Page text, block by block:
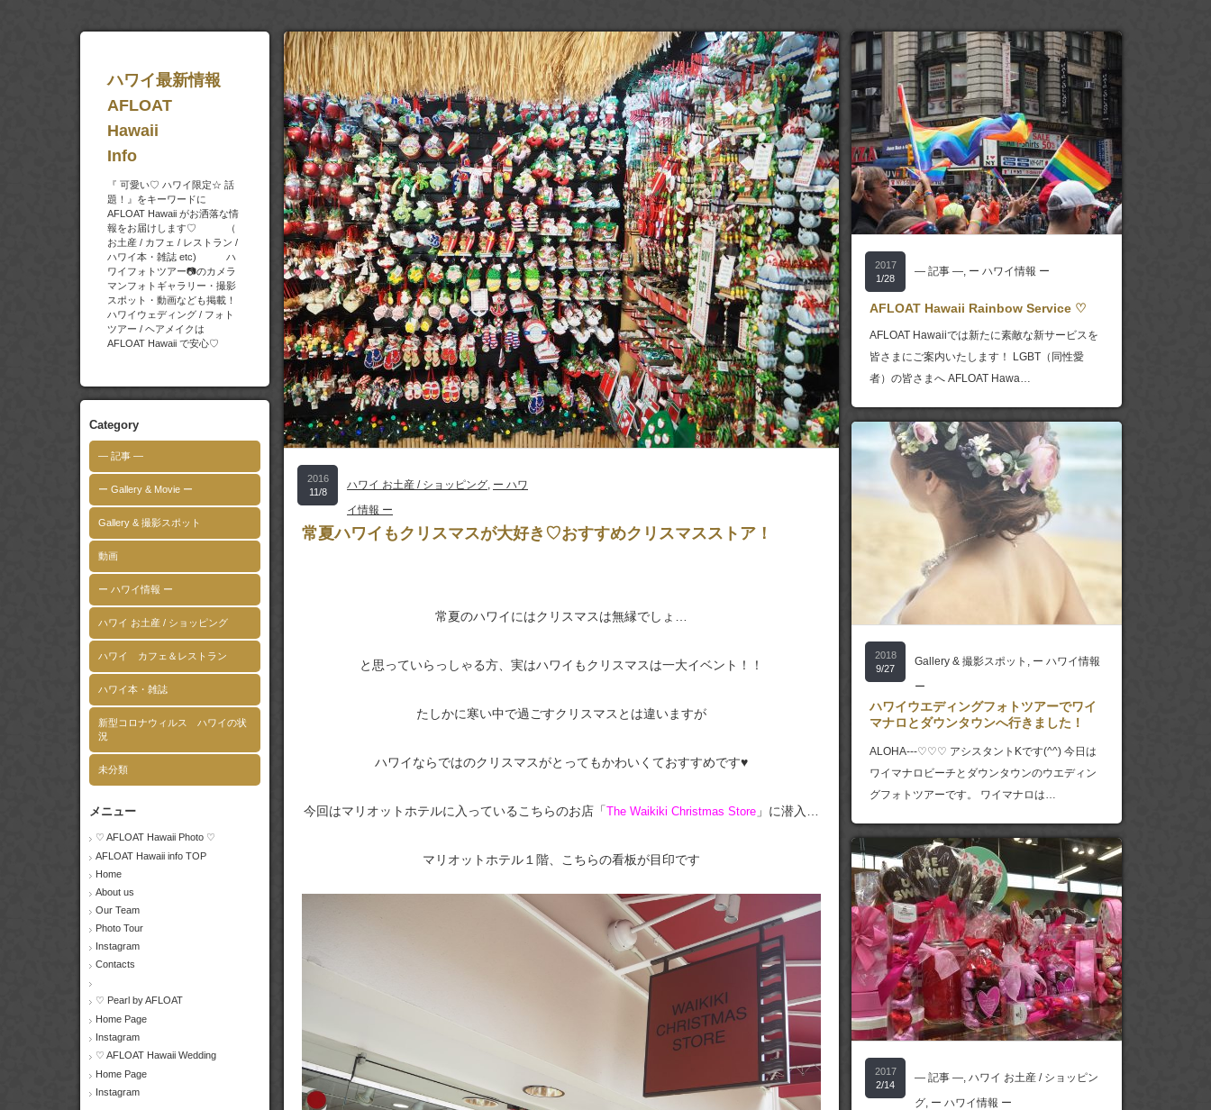
ハワイ最新情報
AFLOAT
Hawaii
Info
『 可愛い♡ ハワイ限定☆ 話
題！』をキーワードに
AFLOAT Hawaii がお洒落な情
報をお届けします♡ （
お土産 / カフェ / レストラン /
ハワイ本・雑誌 etc) ハ
ワイフォトツアー📷のカメラ
マンフォトギャラリー・撮影
スポット・動画なども掲載！
ハワイウェディング / フォト
ツアー / ヘアメイクは
AFLOAT Hawaii で安心♡
Category
― 記事 ―
ー Gallery & Movie ー
Gallery & 撮影スポット
動画
ー ハワイ情報 ー
ハワイ お土産 / ショッピング
ハワイ カフェ＆レストラン
ハワイ本・雑誌
新型コロナウィルス ハワイの状
況
未分類
メニュー
♡ AFLOAT Hawaii Photo ♡
AFLOAT Hawaii info TOP
Home
About us
Our Team
Photo Tour
Instagram
Contacts
♡ Pearl by AFLOAT
Home Page
Instagram
♡ AFLOAT Hawaii Wedding
Home Page
Instagram
2016
11/8
ハワイ お土産 / ショッピング, ー ハワ
イ情報 ー
常夏ハワイもクリスマスが大好き♡おすすめクリスマスストア！
常夏のハワイにはクリスマスは無縁でしょ…
と思っていらっしゃる方、実はハワイもクリスマスは一大イベント！！
たしかに寒い中で過ごすクリスマスとは違いますが
ハワイならではのクリスマスがとってもかわいくておすすめです♥
今回はマリオットホテルに入っているこちらのお店「The Waikiki Christmas Store 」に潜入…
マリオットホテル１階、こちらの看板が目印です
2017
1/28
― 記事 ―, ー ハワイ情報 ー
AFLOAT Hawaii Rainbow Service ♡
AFLOAT Hawaiiでは新たに素敵な新サービスを
皆さまにご案内いたします！ LGBT（同性愛
者）の皆さまへ AFLOAT Hawa…
2018
9/27
Gallery & 撮影スポット , ー ハワイ情報
ー
ハワイウエディングフォトツアーでワイ
マナロとダウンタウンへ行きました！
ALOHA---♡♡♡ アシスタントKです(^^) 今日は
ワイマナロビーチとダウンタウンのウエディン
グフォトツアーです。 ワイマナロは…
2017
2/14
― 記事 ―, ハワイ お土産 / ショッピン
グ, ー ハワイ情報 ー